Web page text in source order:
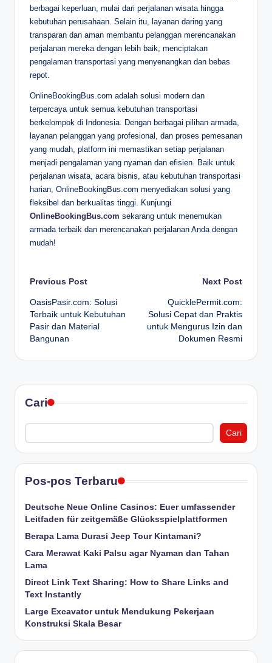
berbagai keperluan, mulai dari perjalanan wisata hingga
kebutuhan perusahaan. Selain itu, layanan daring yang
transparan dan aman membantu pelanggan merencanakan
perjalanan mereka dengan lebih baik, menciptakan
pengalaman transportasi yang menyenangkan dan bebas
repot.
OnlineBookingBus.com adalah solusi modern dan
terpercaya untuk semua kebutuhan transportasi
berkelompok di Indonesia. Dengan berbagai pilihan armada,
layanan pelanggan yang profesional, dan proses pemesanan
yang mudah, platform ini memastikan setiap perjalanan
menjadi pengalaman yang nyaman dan efisien. Baik untuk
perjalanan wisata, acara bisnis, atau kebutuhan transportasi
harian, OnlineBookingBus.com menyediakan solusi yang
fleksibel dan berkualitas tinggi. Kunjungi
OnlineBookingBus.com sekarang untuk menemukan
armada terbaik dan merencanakan perjalanan Anda dengan
mudah!
Post
navigation
Previous Post
OasisPasir.com: Solusi
Terbaik untuk Kebutuhan
Pasir dan Material
Bangunan
Next Post
QuicklePermit.com:
Solusi Cepat dan Praktis
untuk Mengurus Izin dan
Dokumen Resmi
Cari
Cari
Pos-pos Terbaru
Deutsche Neue Online Casinos: Euer umfassender
Leitfaden für zeitgemäße Glücksspielplattformen
Berapa Lama Durasi Jeep Tour Kintamani?
Cara Merawat Kaki Palsu agar Nyaman dan Tahan
Lama
Direct Link Text Sharing: How to Share Links and
Text Instantly
Large Excavator untuk Mendukung Pekerjaan
Konstruksi Skala Besar